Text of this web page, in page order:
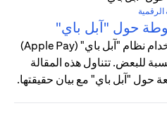
لا يزال الكثير منا يتردد في استخدام نظام "آبل باي" (Apple Pay)
للبعض. تتناول هذه المقالة
حول "آبل باي" مع بيان حقيقتها.